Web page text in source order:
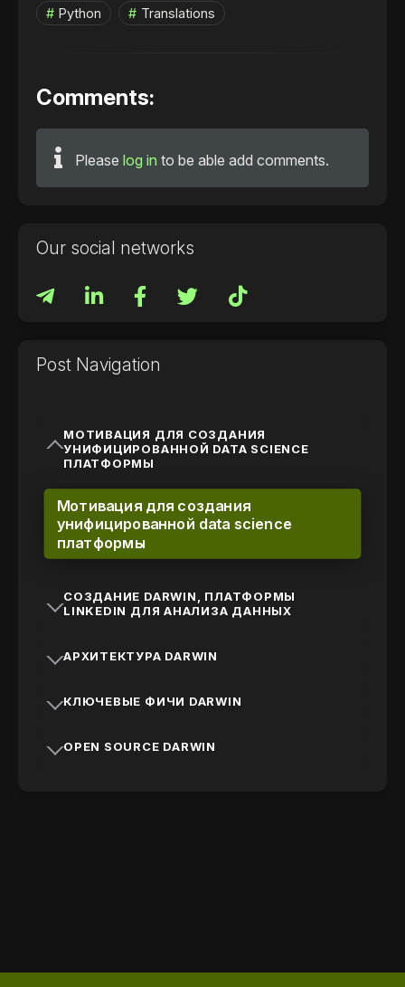
Python Translations
Comments:
Please log in to be able add comments.
Our social networks
Post Navigation
МОТИВАЦИЯ ДЛЯ СОЗДАНИЯ
УНИФИЦИРОВАННОЙ DATA SCIENCE
ПЛАТФОРМЫ
Мотивация для создания
унифицированной data science
платформы
СОЗДАНИЕ DARWIN, ПЛАТФОРМЫ
LINKEDIN ДЛЯ АНАЛИЗА ДАННЫХ
АРХИТЕКТУРА DARWIN
КЛЮЧЕВЫЕ ФИЧИ DARWIN
OPEN SOURCE DARWIN